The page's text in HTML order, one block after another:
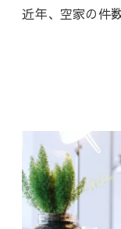
近年、空家の件